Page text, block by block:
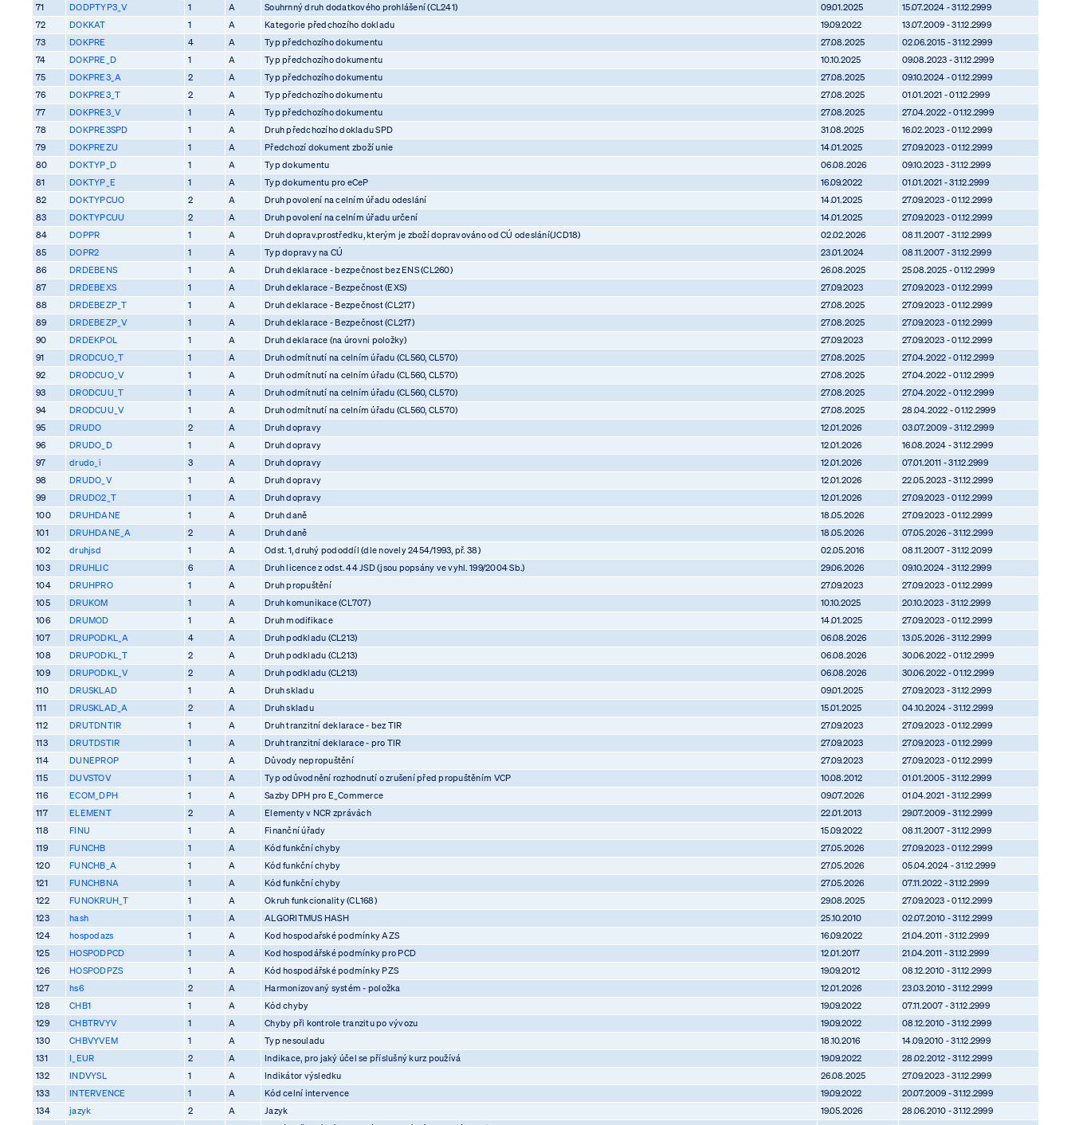
71
DODPTYP3_V 1 A Souhrnný druh dodatkového prohlášení (CL241) 09.01.2025
15.07.2024 - 31.12.2999
72
DOKKAT 1 A Kategorie předchozího dokladu 19.09.2022
13.07.2009 - 31.12.2999
73
DOKPRE 4 A Typ předchozího dokumentu 27.08.2025
02.06.2015 - 31.12.2999
74
DOKPRE_D 1 A Typ předchozího dokumentu 10.10.2025
09.08.2023 - 31.12.2999
75
DOKPRE3_A 2 A Typ předchozího dokumentu 27.08.2025
09.10.2024 - 01.12.2999
76
DOKPRE3_T 2 A Typ předchozího dokumentu 27.08.2025
01.01.2021 - 01.12.2999
77
DOKPRE3_V 1 A Typ předchozího dokumentu 27.08.2025
27.04.2022 - 01.12.2999
78
DOKPRE3SPD 1 A Druh předchozího dokladu SPD 31.08.2025
16.02.2023 - 01.12.2999
79
DOKPREZU 1 A Předchozí dokument zboží unie 14.01.2025
27.09.2023 - 01.12.2999
80
DOKTYP_D 1 A Typ dokumentu 06.08.2026
09.10.2023 - 31.12.2999
81
DOKTYP_E 1 A Typ dokumentu pro eCeP 16.09.2022
01.01.2021 - 31.12.2999
82
DOKTYPCUO 2 A Druh povolení na celním úřadu odeslání 14.01.2025
27.09.2023 - 01.12.2999
83
DOKTYPCUU 2 A Druh povolení na celním úřadu určení 14.01.2025
27.09.2023 - 01.12.2999
84
DOPPR 1 A Druh doprav.prostředku, kterým je zboží dopravováno od CÚ odeslání(JCD18) 02.02.2026
08.11.2007 - 31.12.2999
85
DOPR2 1 A Typ dopravy na CÚ 23.01.2024
08.11.2007 - 31.12.2999
86
DRDEBENS 1 A Druh deklarace - bezpečnost bez ENS (CL260) 26.08.2025
25.08.2025 - 01.12.2999
87
DRDEBEXS 1 A Druh deklarace - Bezpečnost (EXS) 27.09.2023
27.09.2023 - 01.12.2999
88
DRDEBEZP_T 1 A Druh deklarace - Bezpečnost (CL217) 27.08.2025
27.09.2023 - 01.12.2999
89
DRDEBEZP_V 1 A Druh deklarace - Bezpečnost (CL217) 27.08.2025
27.09.2023 - 01.12.2999
90
DRDEKPOL 1 A Druh deklarace (na úrovni položky) 27.09.2023
27.09.2023 - 01.12.2999
91
DRODCUO_T 1 A Druh odmítnutí na celním úřadu (CL560, CL570) 27.08.2025
27.04.2022 - 01.12.2999
92
DRODCUO_V 1 A Druh odmítnutí na celním úřadu (CL560, CL570) 27.08.2025
27.04.2022 - 01.12.2999
93
DRODCUU_T 1 A Druh odmítnutí na celním úřadu (CL560, CL570) 27.08.2025
27.04.2022 - 01.12.2999
94
DRODCUU_V 1 A Druh odmítnutí na celním úřadu (CL560, CL570) 27.08.2025
28.04.2022 - 01.12.2999
95
DRUDO 2 A Druh dopravy 12.01.2026
03.07.2009 - 31.12.2999
96
DRUDO_D 1 A Druh dopravy 12.01.2026
16.08.2024 - 31.12.2999
97
drudo_i 3 A Druh dopravy 12.01.2026
07.01.2011 - 31.12.2999
98
DRUDO_V 1 A Druh dopravy 12.01.2026
22.05.2023 - 31.12.2999
99
DRUDO2_T 1 A Druh dopravy 12.01.2026
27.09.2023 - 01.12.2999
100
DRUHDANE 1 A Druh daně 18.05.2026
27.09.2023 - 01.12.2999
101
DRUHDANE_A 2 A Druh daně 18.05.2026
07.05.2026 - 31.12.2999
102
druhjsd 1 A Odst. 1, druhý pododdíl (dle novely 2454/1993, př. 38) 02.05.2016
08.11.2007 - 31.12.2099
103
DRUHLIC 6 A Druh licence z odst. 44 JSD (jsou popsány ve vyhl. 199/2004 Sb.) 29.06.2026
09.10.2024 - 31.12.2999
104
DRUHPRO 1 A Druh propuštění 27.09.2023
27.09.2023 - 01.12.2999
105
DRUKOM 1 A Druh komunikace (CL707) 10.10.2025
20.10.2023 - 31.12.2999
106
DRUMOD 1 A Druh modifikace 14.01.2025
27.09.2023 - 01.12.2999
107
DRUPODKL_A 4 A Druh podkladu (CL213) 06.08.2026
13.05.2026 - 31.12.2999
108
DRUPODKL_T 2 A Druh podkladu (CL213) 06.08.2026
30.06.2022 - 01.12.2999
109
DRUPODKL_V 2 A Druh podkladu (CL213) 06.08.2026
30.06.2022 - 01.12.2999
110
DRUSKLAD 1 A Druh skladu 09.01.2025
27.09.2023 - 31.12.2999
111
DRUSKLAD_A 2 A Druh skladu 15.01.2025
04.10.2024 - 31.12.2999
112
DRUTDNTIR 1 A Druh tranzitní deklarace - bez TIR 27.09.2023
27.09.2023 - 01.12.2999
113
DRUTDSTIR 1 A Druh tranzitní deklarace - pro TIR 27.09.2023
27.09.2023 - 01.12.2999
114
DUNEPROP 1 A Důvody nepropuštění 27.09.2023
27.09.2023 - 01.12.2999
115
DUVSTOV 1 A Typ odůvodnění rozhodnutí o zrušení před propuštěním VCP 10.08.2012
01.01.2005 - 31.12.2999
116
ECOM_DPH 1 A Sazby DPH pro E_Commerce 09.07.2026
01.04.2021 - 31.12.2999
117
ELEMENT 2 A Elementy v NCR zprávách 22.01.2013
29.07.2009 - 31.12.2999
118
FINU 1 A Finanční úřady 15.09.2022
08.11.2007 - 31.12.2999
119
FUNCHB 1 A Kód funkční chyby 27.05.2026
27.09.2023 - 01.12.2999
120
FUNCHB_A 1 A Kód funkční chyby 27.05.2026
05.04.2024 - 31.12.2999
121
FUNCHBNA 1 A Kód funkční chyby 27.05.2026
07.11.2022 - 31.12.2999
122
FUNOKRUH_T 1 A Okruh funkcionality (CL168) 29.08.2025
27.09.2023 - 01.12.2999
123
hash 1 A ALGORITMUS HASH 25.10.2010
02.07.2010 - 31.12.2999
124
hospodazs 1 A Kod hospodařské podmínky AZS 16.09.2022
21.04.2011 - 31.12.2999
125
HOSPODPCD 1 A Kod hospodářské podmínky pro PCD 12.01.2017
21.04.2011 - 31.12.2999
126
HOSPODPZS 1 A Kód hospodářské podmínky PZS 19.09.2012
08.12.2010 - 31.12.2999
127
hs6 2 A Harmonizovaný systém - položka 12.01.2026
23.03.2010 - 31.12.2999
128
CHB1 1 A Kód chyby 19.09.2022
07.11.2007 - 31.12.2999
129
CHBTRVYV 1 A Chyby při kontrole tranzitu po vývozu 19.09.2022
08.12.2010 - 31.12.2999
130
CHBVYVEM 1 A Typ nesouladu 18.10.2016
14.09.2010 - 31.12.2999
131
I_EUR 2 A Indikace, pro jaký účel se příslušný kurz používá 19.09.2022
28.02.2012 - 31.12.2999
132
INDVYSL 1 A Indikátor výsledku 26.08.2025
27.09.2023 - 31.12.2999
133
INTERVENCE 1 A Kód celní intervence 19.09.2022
20.07.2009 - 31.12.2999
134
jazyk 2 A Jazyk 19.05.2026
28.06.2010 - 31.12.2999